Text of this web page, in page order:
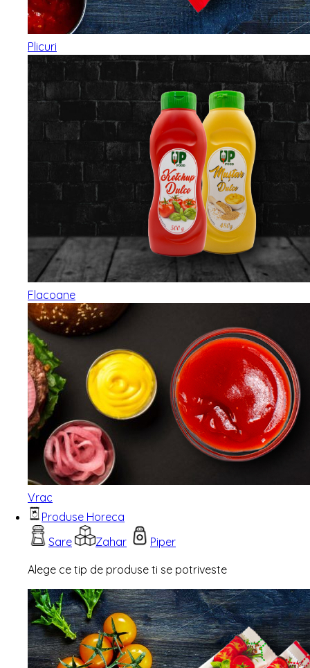
Plicuri
Flacoane
Vrac
Produse Horeca
Sare
Zahar
Piper
Alege ce tip de produse ti se potriveste